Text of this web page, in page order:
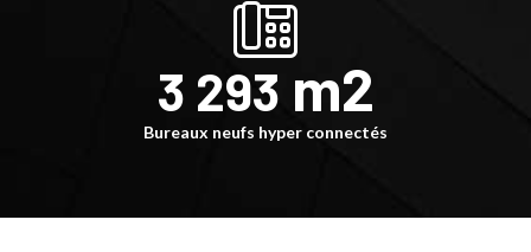
3 293 m2
Bureaux neufs hyper connectés